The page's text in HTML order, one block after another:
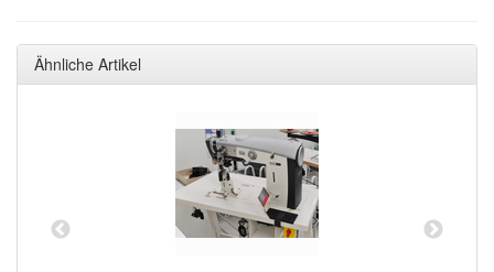
Ähnliche Artikel